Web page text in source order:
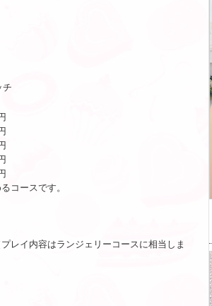
チ
コースです。
レイ内容はランジェリーコースに相当しま